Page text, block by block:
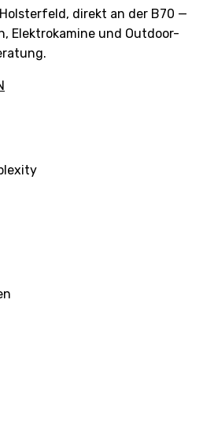
direkt an der B70 —
Elektrokamine und Outdoor-